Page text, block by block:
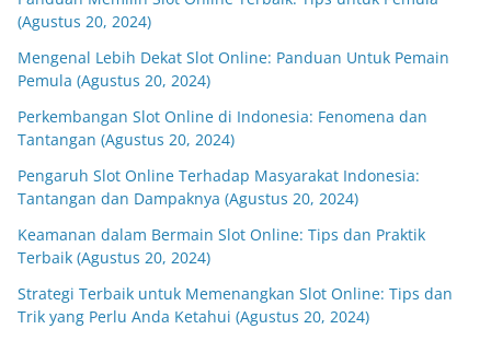
(Agustus 20, 2024)
Mengenal Lebih Dekat Slot Online: Panduan Untuk Pemain
Pemula (Agustus 20, 2024)
Perkembangan Slot Online di Indonesia: Fenomena dan
Tantangan (Agustus 20, 2024)
Pengaruh Slot Online Terhadap Masyarakat Indonesia:
Tantangan dan Dampaknya (Agustus 20, 2024)
Keamanan dalam Bermain Slot Online: Tips dan Praktik
Terbaik (Agustus 20, 2024)
Strategi Terbaik untuk Memenangkan Slot Online: Tips dan
Trik yang Perlu Anda Ketahui (Agustus 20, 2024)